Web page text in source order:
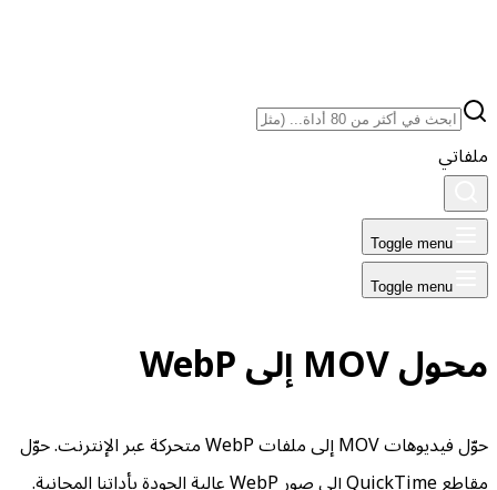
ملفاتي
Toggle menu
Toggle menu
محول MOV إلى WebP
حوّل فيديوهات MOV إلى ملفات WebP متحركة عبر الإنترنت. حوّل